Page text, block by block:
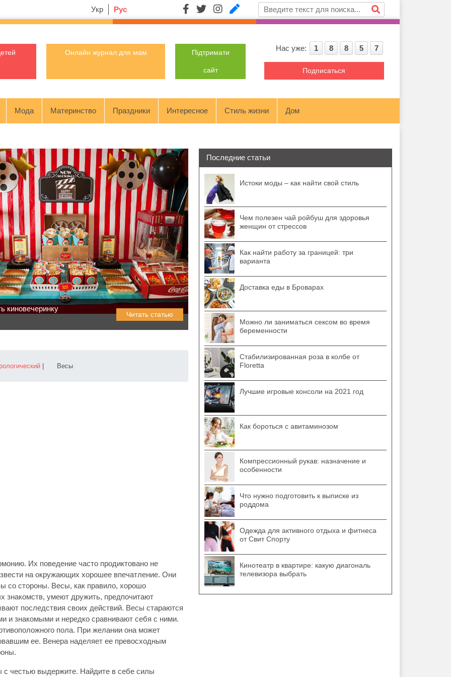
Укр Рус
Онлайн журнал для мам Підтримати
сайт
Нас уже: 1 8 8 5 7
Подписаться
Мода Материнство Праздники Интересное Стиль жизни Дом
киновечеринку
Читать статью
Весы
Их поведение часто продиктовано не
на окружающих хорошее впечатление. Они
со стороны. Весы, как правило, хорошо
знакомств, умеют дружить, предпочитают
последствия своих действий. Весы стараются
и знакомыми и нередко сравнивают себя с ними.
пола. При желании она может
ее. Венера наделяет ее превосходным
с честью выдержите. Найдите в себе силы
Последние статьи
Истоки моды – как найти свой стиль
Чем полезен чай ройбуш для здоровья
женщин от стрессов
Как найти работу за границей: три
варианта
Доставка еды в Броварах
Можно ли заниматься сексом во время
беременности
Стабилизированная роза в колбе от
Floretta
Лучшие игровые консоли на 2021 год
Как бороться с авитаминозом
Компрессионный рукав: назначение и
особенности
Что нужно подготовить к выписке из
роддома
Одежда для активного отдыха и фитнеса
от Свит Спорту
Кинотеатр в квартире: какую диагональ
телевизора выбрать